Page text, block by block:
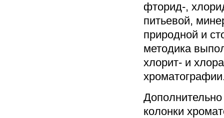
фторид-,
питьевой,
природной и
методика
хлорит- и
колонки